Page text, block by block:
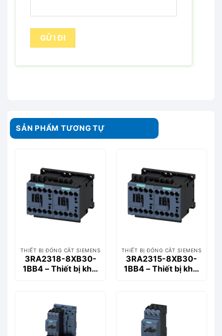
SẢN PHẨM TƯƠNG TỰ
THIẾT BỊ ĐÓNG CẮT SIEMENS
3RA2318-8XB30-
1BB4 – Thiết bị khởi
THIẾT BỊ ĐÓNG CẮT SIEMENS
3RA2315-8XB30-
1BB4 – Thiết bị khởi